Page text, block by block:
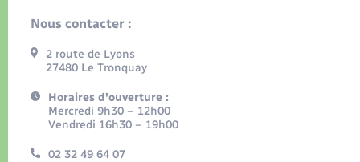
Nous contacter :
2 route de Lyons
27480 Le Tronquay
Horaires d'ouverture :
Mercredi 9h30 – 12h00
Vendredi 16h30 – 19h00
02 32 49 64 07